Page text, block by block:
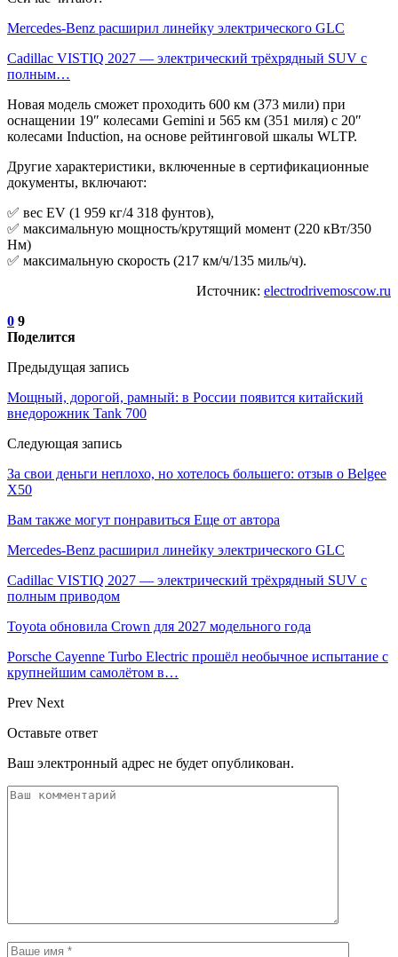
Mercedes-Benz расширил линейку электрического GLC
Cadillac VISTIQ 2027 — электрический трёхрядный SUV с
полным…
Новая модель сможет проходить 600 км (373 мили) при
оснащении 19″ колесами Gemini и 565 км (351 миля) с 20″
колесами Induction, на основе рейтинговой шкалы WLTP.
Другие характеристики, включенные в сертификационные
документы, включают:
✅ вес EV (1 959 кг/4 318 фунтов),
✅ максимальную мощность/крутящий момент (220 кВт/350
Нм)
✅ максимальную скорость (217 км/ч/135 миль/ч).
Источник: electrodrivemoscow.ru
0 9
Поделится
Предыдущая запись
Мощный, дорогой, рамный: в России появится китайский
внедорожник Tank 700
Следующая запись
За свои деньги неплохо, но хотелось большего: отзыв о Belgee
X50
Вам также могут понравиться Еще от автора
Mercedes-Benz расширил линейку электрического GLC
Cadillac VISTIQ 2027 — электрический трёхрядный SUV с
полным приводом
Toyota обновила Crown для 2027 модельного года
Porsche Cayenne Turbo Electric прошёл необычное испытание с
крупнейшим самолётом в…
Prev Next
Оставьте ответ
Ваш электронный адрес не будет опубликован.